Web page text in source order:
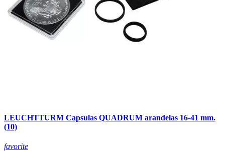
LEUCHTTURM Capsulas QUADRUM arandelas 16-41 mm.
(10)
favorite